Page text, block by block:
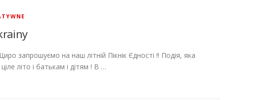
запрошуємо на наш літній Пікнік Єдності !! Подія, яка
літо і батькам і дітям ! В …